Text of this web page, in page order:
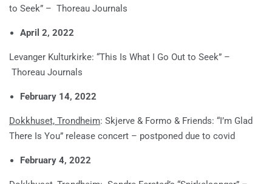
to Seek” – Thoreau Journals
April 2, 2022
Levanger Kulturkirke: “This Is What I Go Out to Seek” –
Thoreau Journals
February 14, 2022
Dokkhuset, Trondheim: Skjerve & Formo & Friends: “I’m Glad
There Is You” release concert – postponed due to covid
February 4, 2022